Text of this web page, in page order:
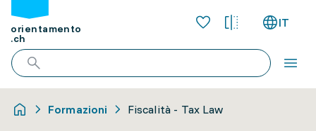
orientamento
.ch
IT
Formazioni Fiscalità - Tax Law